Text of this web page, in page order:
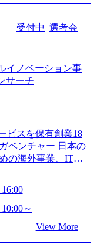
受付中 選考会
イノベーション事
サーチ
ビスを保有創業18
ベンチャー 日本の
の海外事業、IT事
の組織体制をとっ
調達できる 独立資
高い https://storag
00318d5c0dff_120
明資料 (https://spea
～
View More